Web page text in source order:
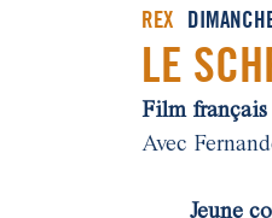
REX
LE
Film français
Avec
Jeune